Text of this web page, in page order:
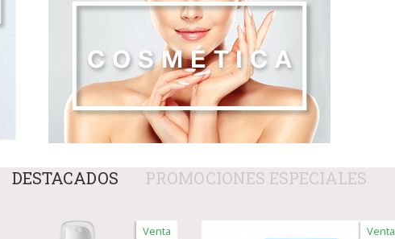
DESTACADOS PROMOCIONES ESPECIALES
Venta Venta